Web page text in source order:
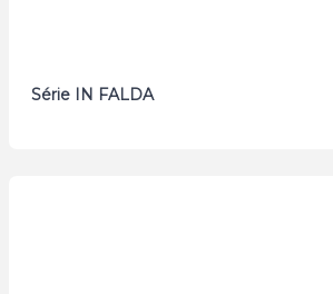
Série IN FALDA